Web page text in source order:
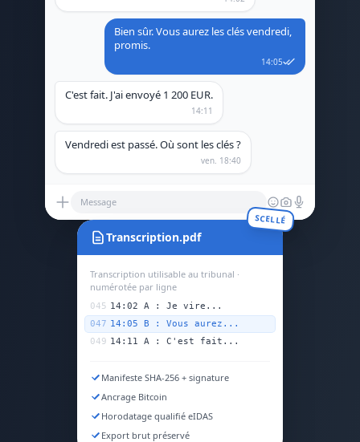
Bien sûr. Vous aurez les clés vendredi,
promis.
14:05
C'est fait. J'ai envoyé 1 200 EUR.
14:11
Vendredi est passé. Où sont les clés ?
ven. 18:40
Message
Transcription.pdf
Transcription utilisable au tribunal ·
numérotée par ligne
045 14:02 A : Je vire...
047 14:05 B : Vous aurez...
049 14:11 A : C'est fait...
Manifeste SHA-256 + signature
Ancrage Bitcoin
Horodatage qualifié eIDAS
Export brut préservé
SCELLÉ